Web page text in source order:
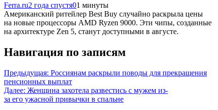
Ferra.ru2 года спустя01 минуты
Американский ритейлер Best Buy случайно раскрыла цены
на новые процессоры AMD Ryzen 9000. Эти чипы, созданные
на архитектуре Zen 5, станут доступными в августе.
Навигация по записям
Предыдущая: Россиянам раскрыли поводы для прекращения
пенсионных выплат
Далее: Женщина захотела развестись с мужем из-
за его ужасной привычки в спальне